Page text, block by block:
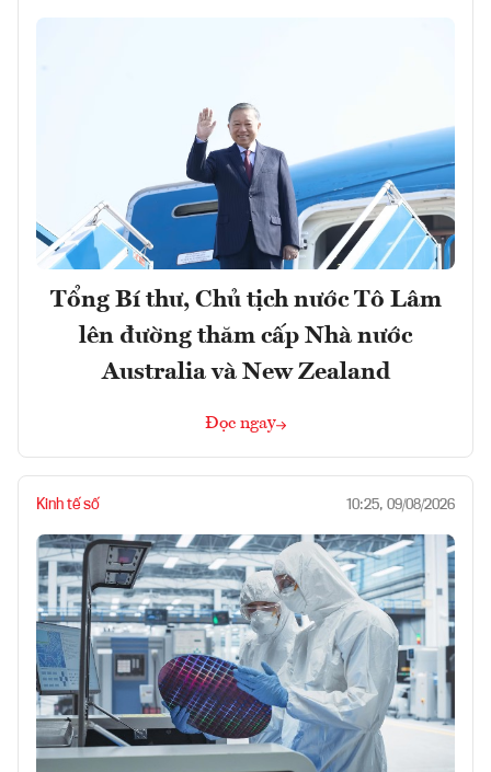
Tổng Bí thư, Chủ tịch nước Tô Lâm
lên đường thăm cấp Nhà nước
Australia và New Zealand
Đọc ngay
Kinh tế số 10:25, 09/08/2026